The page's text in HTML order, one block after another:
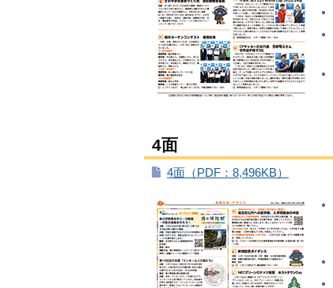
4面
4面（PDF：8,496KB）